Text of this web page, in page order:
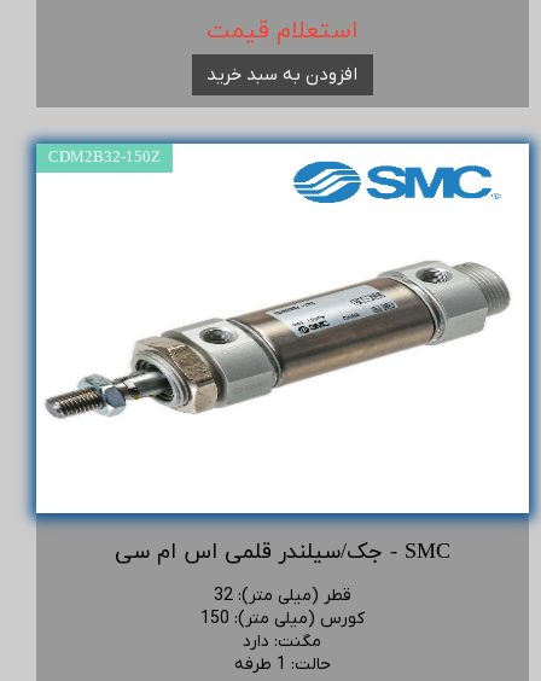
استعلام قیمت
افزودن به سبد خرید
جک/سیلندر قلمی اس ام سی - SMC
قطر (میلی متر):
32
کورس (میلی متر):
150
مگنت: دارد
حالت: 1 طرفه
CDM2B32-150Z